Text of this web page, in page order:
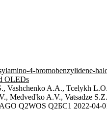
4-bromobenzylidene-
OLEDs
Vashchenko A.A., Tcelykh
Medved'ko A.V., Vatsadze
Q2WOS Q2БС1 2022-04-